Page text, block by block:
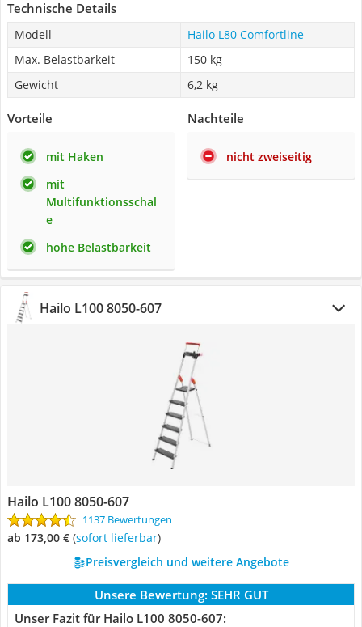
Technische Details
Modell
Hailo L80 Comfortline
Max. Belastbarkeit
150 kg
Gewicht
6,2 kg
Vorteile
mit Haken
mit
Multifunktionsschal
e
hohe Belastbarkeit
Nachteile
nicht zweiseitig
Hailo L100 8050-607
Hailo L100 8050-607
1137 Bewertungen
ab 173,00 € ( Sofort lieferbar)
Preisvergleich und weitere Angebote
Unsere Bewertung: SEHR GUT
Unser Fazit für Hailo L100 8050-607: